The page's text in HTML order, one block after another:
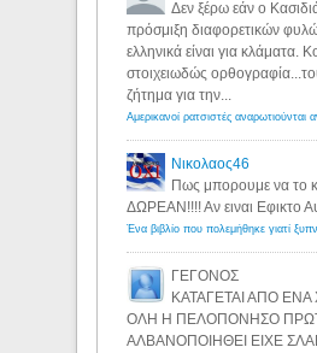
Δεν ξέρω εάν ο
πρόσμιξη διαφορετικών
ελληνικά είναι για κλάματα.
στοιχειωδώς
ζήτημα για την...
Νικολαος46
Πως μπορουμε να το
ΔΩΡΕΑΝ!!!! Αν ειναι Εφικτο
ΓΕΓΟΝΟΣ
ΚΑΤΑΓΕΤΑΙ ΑΠΟ
ΟΛΗ Η ΠΕΛΟΠΟΝΗΣΟ
ΑΛΒΑΝΟΠΟΙΗΘΕΙ ΕΙΧΕ